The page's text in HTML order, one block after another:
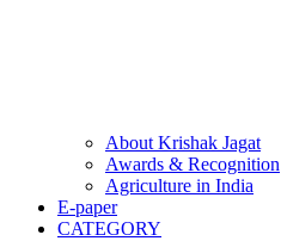
About Krishak Jagat
Awards & Recognition
Agriculture in India
E-paper
CATEGORY